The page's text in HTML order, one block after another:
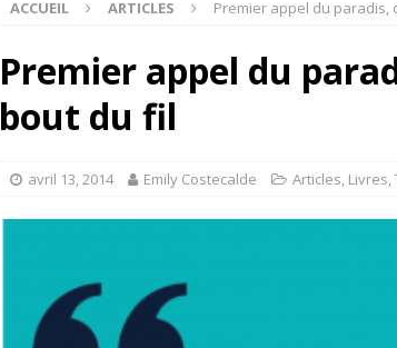
ACCUEIL ARTICLES Premier appel du paradis,
Premier appel du
bout du fil
avril 13, 2014 Emily Costecalde Articles, Livres,